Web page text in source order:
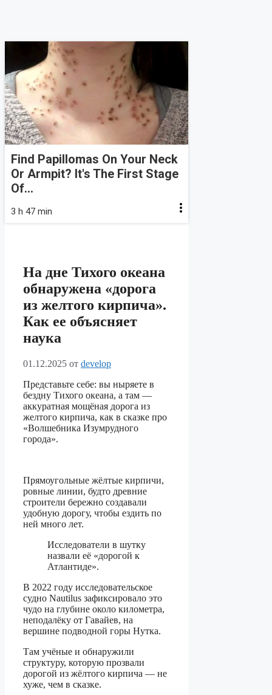
Find Papillomas On Your Neck
Or Armpit? It's The First Stage
Of...
3 h 47 min
На дне Тихого океана
обнаружена «дорога
из желтого кирпича».
Как ее объясняет
наука
01.12.2025 от develop
Представьте себе: вы ныряете в
бездну Тихого океана, а там —
аккуратная мощёная дорога из
желтого кирпича, как в сказке про
«Волшебника Изумрудного
города».
Прямоугольные жёлтые кирпичи,
ровные линии, будто древние
строители бережно создавали
удобную дорогу, чтобы ездить по
ней много лет.
Исследователи в шутку
назвали её «дорогой к
Атлантиде».
В 2022 году исследовательское
судно Nautilus зафиксировало это
чудо на глубине около километра,
неподалёку от Гавайев, на
вершине подводной горы Нутка.
Там учёные и обнаружили
структуру, которую прозвали
дорогой из жёлтого кирпича — не
хуже, чем в сказке.